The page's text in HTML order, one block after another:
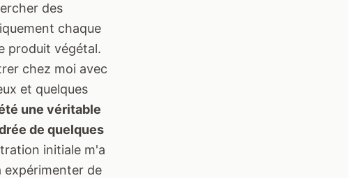
des
chaque
produit végétal.
chez moi avec
et quelques
une véritable
de quelques
initiale m'a
de